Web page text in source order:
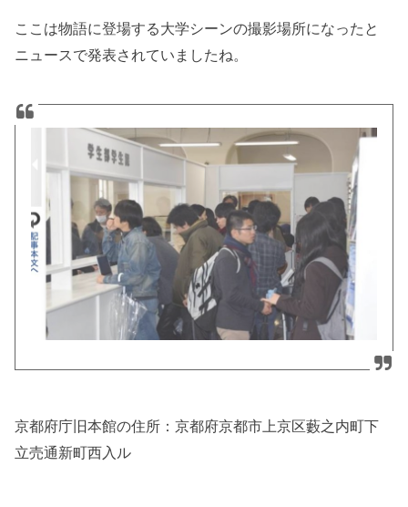
ここは物語に登場する大学シーンの撮影場所になったと
ニュースで発表されていましたね。
京都府庁旧本館の住所：京都府京都市上京区藪之内町下
立売通新町西入ル